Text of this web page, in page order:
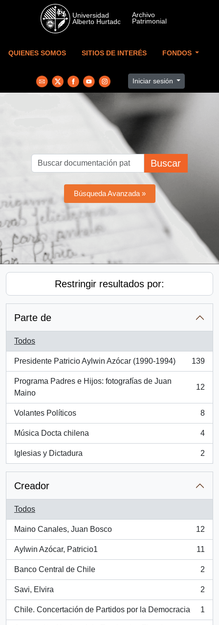
Skip to main content
QUIENES SOMOS SITIOS DE INTERÉS FONDOS
Iniciar sesión
Buscar
Búsqueda Avanzada »
Restringir resultados por:
Parte de
Todos
Presidente Patricio Aylwin Azócar (1990-1994)
, 139 resultados
139
Programa Padres e Hijos: fotografías de Juan
Maino
, 12 resultados
12
Volantes Políticos
, 8 resultados
8
Música Docta chilena
, 4 resultados
4
Iglesias y Dictadura
, 2 resultados
2
Creador
Todos
Maino Canales, Juan Bosco
, 12 resultados
12
Aylwin Azócar, Patricio1
, 11 resultados
11
Banco Central de Chile
, 2 resultados
2
Savi, Elvira
, 2 resultados
2
Chile. Concertación de Partidos por la Democracia
, 1 resultados
1